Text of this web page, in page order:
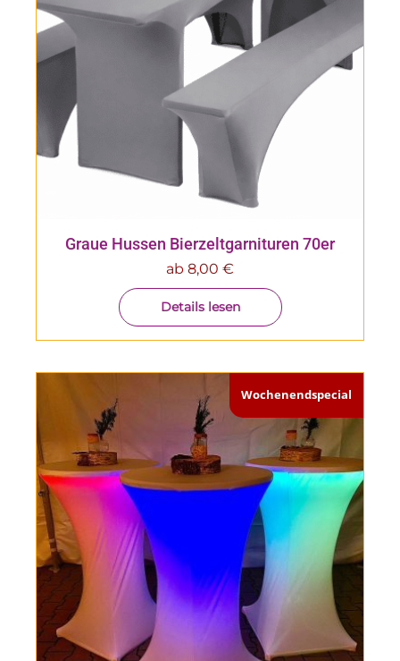
Graue Hussen Bierzeltgarnituren 70er
ab 8,00 €
Details lesen
Wochenendspecial